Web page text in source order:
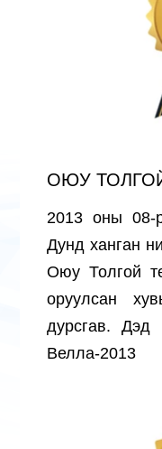
ОЮУ
2013 оны 08-
Дунд ханган
Оюу Толгой
оруулсан
дурсгав. Дэд
Велла-2013